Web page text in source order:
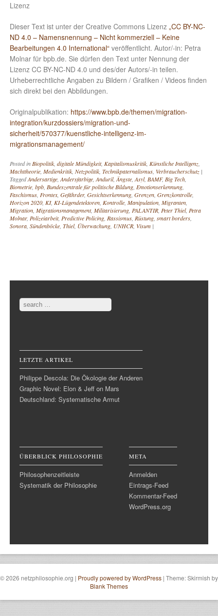
Lizenz
Dieser Text ist unter der Creative Commons Lizenz „CC BY-NC-
ND 4.0 – Namensnennung – Nicht kommerziell – Keine
Bearbeitungen 4.0 International“ veröffentlicht. Autor/-in: Petra
Molnar für bpb.de. Sie dürfen den Text unter Nennung der
Lizenz CC BY-NC-ND 4.0 und des/der Autors/-in teilen.
Urheberrechtliche Angaben zu Bildern / Grafiken / Videos finden
sich direkt bei den Abbildungen.
Originalpublikation: https://www.bpb.de/themen/migration-
integration/kurzdossiers/migration-und-
sicherheit/570377/kuenstliche-intelligenz-im-
migrationsmanagement/
Posted inBiopolitik, digitale Mündigkeit, Kapitalismuskritik, Künstliche Intelligenz,
Machttheorie, Medienkritik, Netzpolitik, Technikpaternalismus, Verbraucherschutz |
TaggedAndersartige,Andersfarbige,Anduril,Ängste,Asyl, BAMF, Big Tech,
Biometrie, bpb, Bundeszentrale für politische Bildung, Emotionserkennung,
Faschismus, Frontex, Gefährder, Gesichtserkennung, Grenzen, Grenzkontrolle,
Horizon 2020, KI, KI-Lügendetektoren, Kontrolle, Manipulation, Migranten,
Migration, Migrationsmanagement, Militarisierung, PALANTIR, Peter Thiel, Petra
Molnar, Polizeiarbeit, Predictive Policing, Rassismus, Rüstung, smart borders,
Sonora, Sündenböcke, Thiel, Überwachung, UNHCR, Visum |
Post navigation
Search
LETZTE ARTIKEL
Philippe Descola: Die Ökologie der Anderen
Graphic Novel: Elon & Jeff on Mars
Deutschland: Systematische Armut
ÜBERBLICK PHILOSOPHIE
Philosophenzeitleiste
Systematik der Philosophie
META
Anmelden
Eintrags-Feed
Kommentar-Feed
WordPress.org
© 2026 netzphilosophie.org | Proudly powered by WordPress | Theme: Skirmish by
Blank Themes